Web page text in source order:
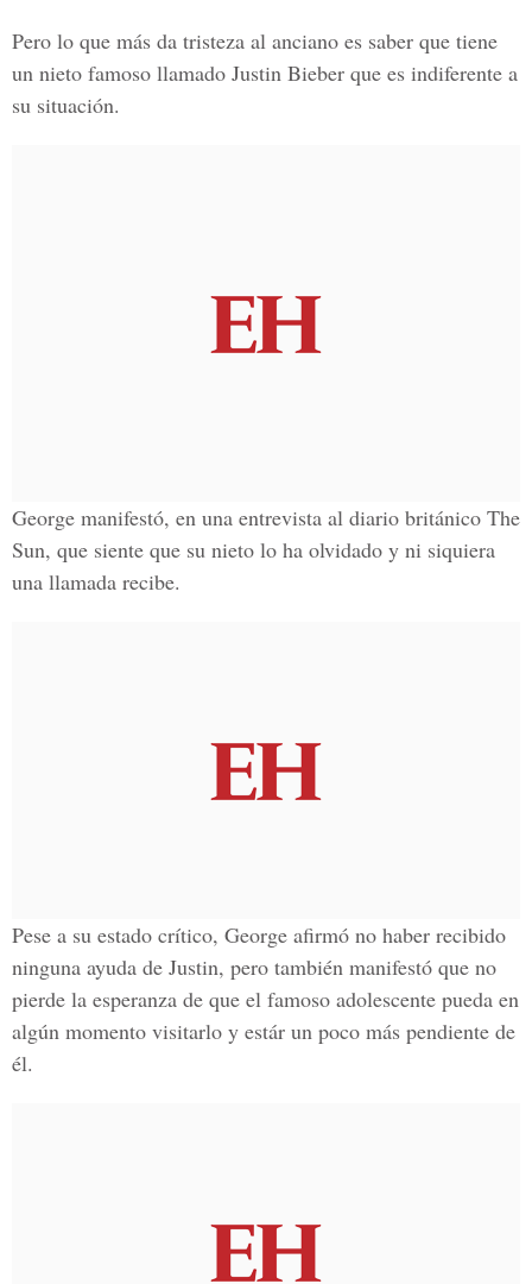
Pero lo que más da tristeza al anciano es saber que tiene
un nieto famoso llamado Justin Bieber que es indiferente a
su situación.
George manifestó, en una entrevista al diario británico The
Sun, que siente que su nieto lo ha olvidado y ni siquiera
una llamada recibe.
Pese a su estado crítico, George afirmó no haber recibido
ninguna ayuda de Justin, pero también manifestó que no
pierde la esperanza de que el famoso adolescente pueda en
algún momento visitarlo y estár un poco más pendiente de
él.